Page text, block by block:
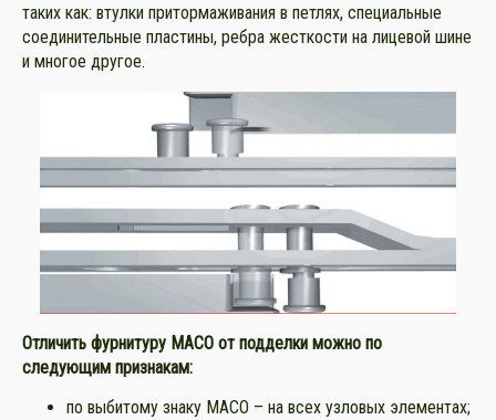
таких как: втулки притормаживания в петлях, специальные
соединительные пластины, ребра жесткости на лицевой шине
и многое другое.
Отличить фурнитуру MACO от подделки можно по
следующим признакам:
по выбитому знаку MACO – на всех узловых элементах;